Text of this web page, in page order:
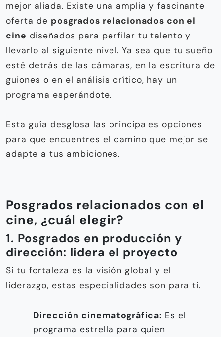
mejor aliada. Existe una amplia y fascinante
oferta de posgrados relacionados con el
cine diseñados para perfilar tu talento y
llevarlo al siguiente nivel. Ya sea que tu sueño
esté detrás de las cámaras, en la escritura de
guiones o en el análisis crítico, hay un
programa esperándote.
Esta guía desglosa las principales opciones
para que encuentres el camino que mejor se
adapte a tus ambiciones.
Posgrados relacionados con el
cine, ¿cuál elegir?
1. Posgrados en producción y
dirección: lidera el proyecto
Si tu fortaleza es la visión global y el
liderazgo, estas especialidades son para ti.
Dirección cinematográfica: Es el
programa estrella para quien